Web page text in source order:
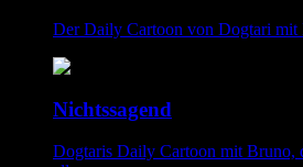
Der Daily Cartoon von Dogtari mit
Nichtssagend
Dogtaris Daily Cartoon mit Bruno,